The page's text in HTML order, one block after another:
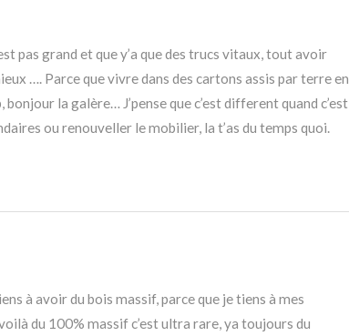
pas grand et que y’a que des trucs vitaux, tout avoir
…. Parce que vivre dans des cartons assis par terre en
la galère… J’pense que c’est different quand c’est
ou renouveller le mobilier, la t’as du temps quoi.
à avoir du bois massif, parce que je tiens à mes
du 100% massif c’est ultra rare, ya toujours du